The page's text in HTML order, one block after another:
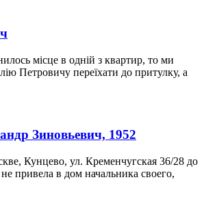
місце в одній з квартир, то ми
Петровичу переїхати до притулку, а
Зиновьевич, 1952
Кунцево, ул. Кременчугская 36/28 до
привела в дом начальника своего,